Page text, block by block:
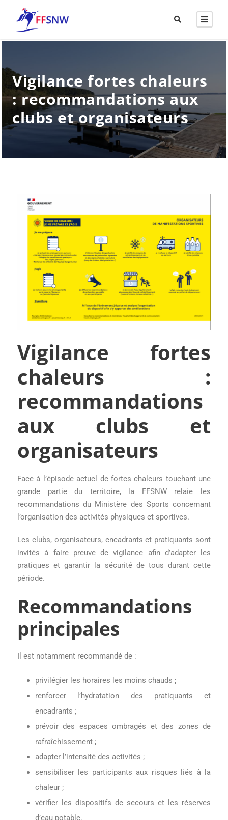
Vigilance fortes chaleurs
: recommandations aux
clubs et organisateurs
Vigilance fortes
chaleurs :
recommandations
aux clubs et
organisateurs
Face à l’épisode actuel de fortes chaleurs touchant une
grande partie du territoire, la FFSNW relaie les
recommandations du Ministère des Sports concernant
l’organisation des activités physiques et sportives.
Les clubs, organisateurs, encadrants et pratiquants sont
invités à faire preuve de vigilance afin d’adapter les
pratiques et garantir la sécurité de tous durant cette
période.
Recommandations
principales
Il est notamment recommandé de :
privilégier les horaires les moins chauds ;
renforcer l’hydratation des pratiquants et
encadrants ;
prévoir des espaces ombragés et des zones de
rafraîchissement ;
adapter l’intensité des activités ;
sensibiliser les participants aux risques liés à la
chaleur ;
vérifier les dispositifs de secours et les réserves
d’eau potable.